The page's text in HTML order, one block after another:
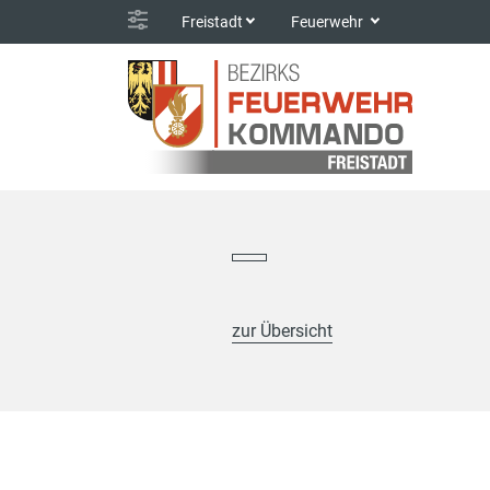
Freistadt Feuerwehr
zur Übersicht